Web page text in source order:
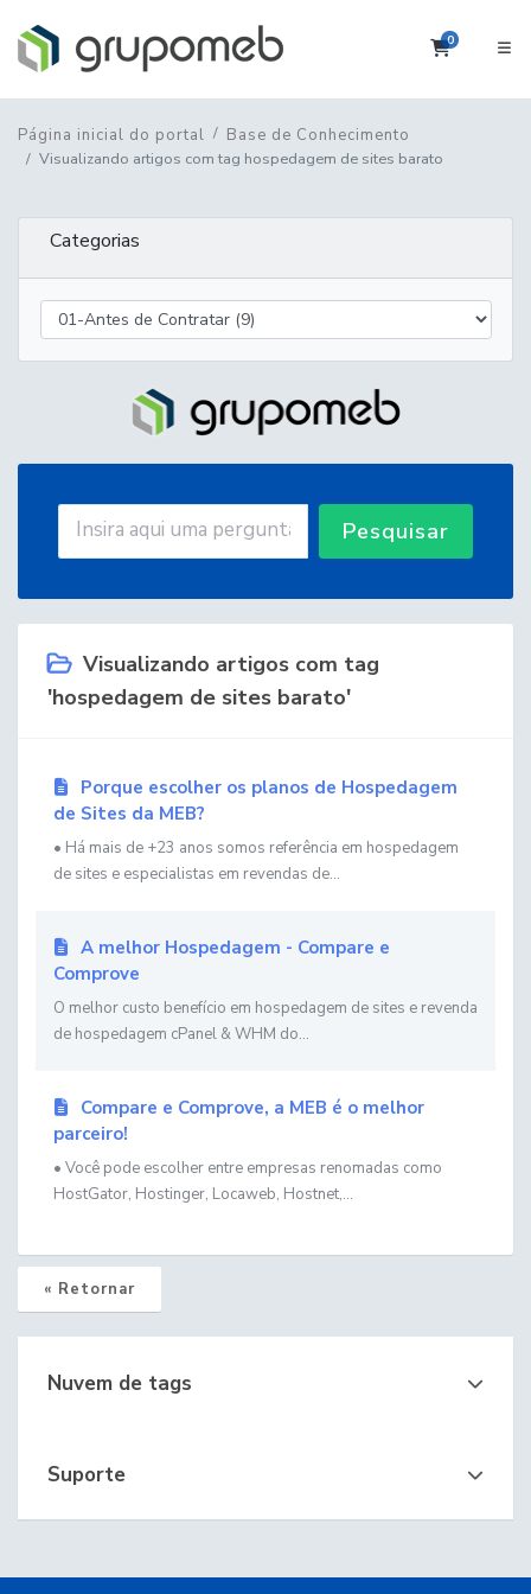
0Carrinho
Página inicial do portal Base de Conhecimento
Visualizando artigos com tag hospedagem de sites barato
Categorias
Pesquisar
Visualizando artigos com tag
'hospedagem de sites barato'
Porque escolher os planos de Hospedagem
de Sites da MEB?
• Há mais de +23 anos somos referência em hospedagem
de sites e especialistas em revendas de...
A melhor Hospedagem - Compare e
Comprove
O melhor custo benefício em hospedagem de sites e revenda
de hospedagem cPanel & WHM do...
Compare e Comprove, a MEB é o melhor
parceiro!
• Você pode escolher entre empresas renomadas como
HostGator, Hostinger, Locaweb, Hostnet,...
« Retornar
Nuvem de tags
Suporte